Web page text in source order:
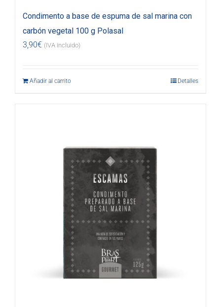
Condimento a base de espuma de sal marina con
carbón vegetal 100 g Polasal
3,90€ (IVA incluido)
Añadir al carrito Detalles